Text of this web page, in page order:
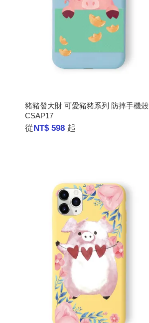
豬豬發大財 可愛豬豬系列 防摔手機殼
CSAP17
從 NT$ 598 起